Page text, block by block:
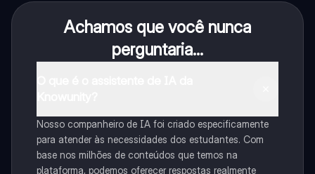
Achamos que você nunca
perguntaria...
Nosso companheiro de IA foi criado especificamente
para atender às necessidades dos estudantes. Com
base nos milhões de conteúdos que temos na
plataforma, podemos oferecer respostas realmente